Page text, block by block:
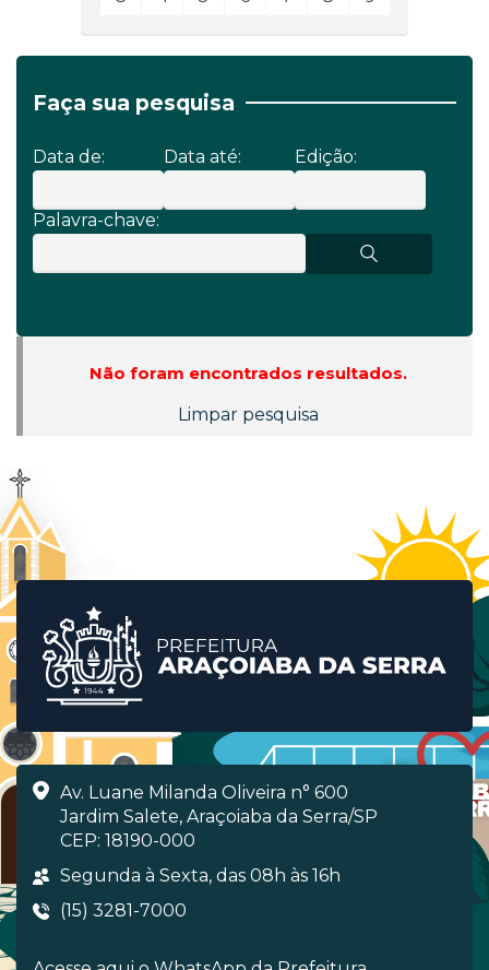
Faça sua pesquisa
Data de: Data até: Edição:
Palavra-chave:
Não foram encontrados resultados.
Limpar pesquisa
Av. Luane Milanda Oliveira n° 600
Jardim Salete, Araçoiaba da Serra/SP
CEP: 18190-000
Segunda à Sexta, das 08h às 16h
(15) 3281-7000